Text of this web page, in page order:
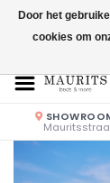
Openingstijden:
Door het
cookies om